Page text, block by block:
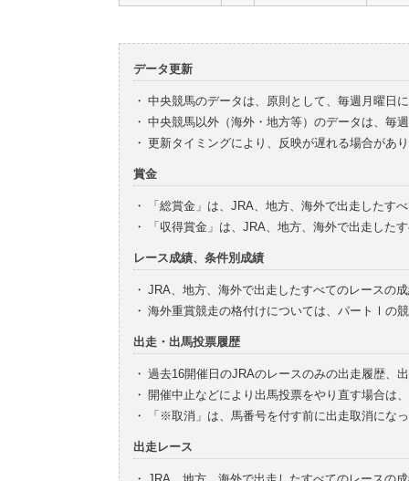
データ更新
・ 中央競馬のデータは、原則として、毎週月曜日
・ 中央競馬以外（海外・地方等）のデータは、毎
・ 更新タイミングにより、反映が遅れる場合があ
賞金
・
「総賞金」は、JRA、地方、海外で出走したす
・
「収得賞金」は、JRA、地方、海外で出走した
レース成績、条件別成績
・ JRA、地方、海外で出走したすべてのレースの
・ 海外重賞競走の格付けについては、パートⅠの
出走・出馬投票履歴
・ 過去16開催日のJRAのレースのみの出走履歴、
・ 開催中止などにより出馬投票をやり直す場合は
・
「※取消」は、馬番号を付す前に出走取消にな
出走レース